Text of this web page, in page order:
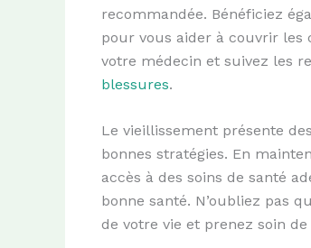
recommandée. Bénéficiez
pour vous aider à couvrir les
votre médecin et suivez les
blessures.
Le vieillissement présente
bonnes stratégies. En
accès à des soins de santé
bonne santé. N’oubliez pas
de votre vie et prenez soin